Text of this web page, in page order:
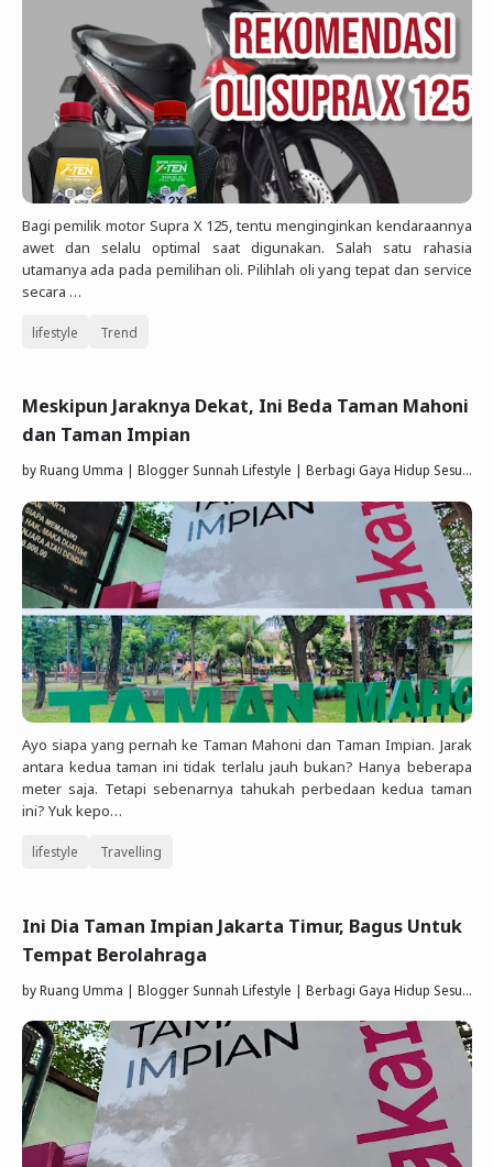
Bagi pemilik motor Supra X 125, tentu menginginkan kendaraannya
awet dan selalu optimal saat digunakan. Salah satu rahasia
utamanya ada pada pemilihan oli. Pilihlah oli yang tepat dan service
secara …
lifestyle Trend
Meskipun Jaraknya Dekat, Ini Beda Taman Mahoni
dan Taman Impian
byRuang Umma | Blogger Sunnah Lifestyle | Berbagi Gaya Hidup Sesuai Quran Sunnah
Ayo siapa yang pernah ke Taman Mahoni dan Taman Impian. Jarak
antara kedua taman ini tidak terlalu jauh bukan? Hanya beberapa
meter saja. Tetapi sebenarnya tahukah perbedaan kedua taman
ini? Yuk kepo…
lifestyle Travelling
Ini Dia Taman Impian Jakarta Timur, Bagus Untuk
Tempat Berolahraga
byRuang Umma | Blogger Sunnah Lifestyle | Berbagi Gaya Hidup Sesuai Quran Sunnah